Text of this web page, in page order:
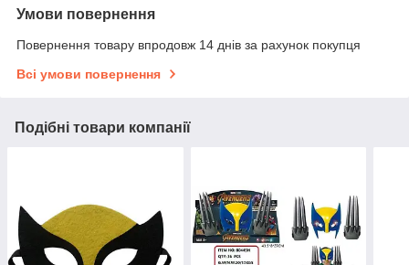
Умови повернення
Повернення товару впродовж 14 днів за рахунок покупця
Всі умови повернення
Подібні товари компанії